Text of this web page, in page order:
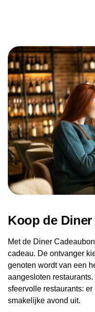
Koop de
Met de Diner
cadeau. De ontvanger
genoten wordt van een
aangesloten
sfeervolle restaurants:
smakelijke avond uit.